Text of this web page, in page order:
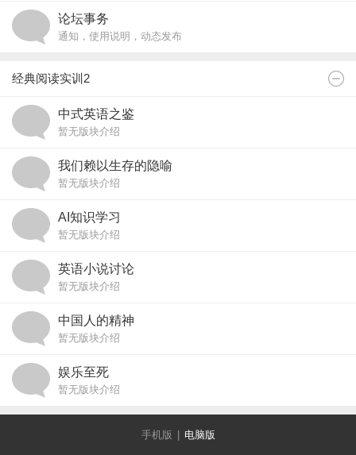
论坛事务
通知，使用说明，动态发布
经典阅读实训2
中式英语之鉴
暂无版块介绍
我们赖以生存的隐喻
暂无版块介绍
AI知识学习
暂无版块介绍
英语小说讨论
暂无版块介绍
中国人的精神
暂无版块介绍
娱乐至死
暂无版块介绍
手机版 电脑版